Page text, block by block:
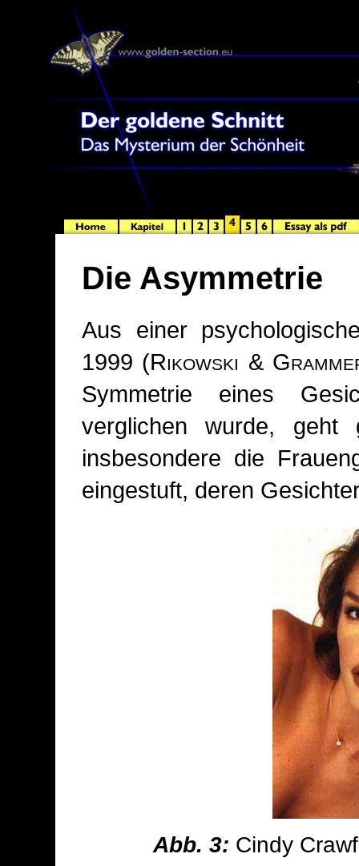
Die Asymmetrie
Aus einer
1999 (Rikowski &
Symmetrie eines
verglichen wurde,
insbesondere die
eingestuft, deren
Abb. 3: Cindy